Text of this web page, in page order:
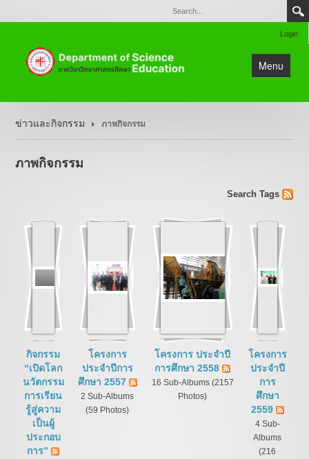
Login
Menu
หน้าแรก
ข่าวและกิจกรรม
ติดต่อ
แผนผังเว็บไซต์
ข่าวและกิจกรรม ภาพกิจกรรม
ภาพกิจกรรม
Search Tags
กิจกรรม
“เปิดโลก
นวัตกรรม
การเรียน
รู้สู่ความ
เป็นผู้
ประกอบ
การ”
โครงการ
ประจำปีการ
ศึกษา 2557
2 Sub-Albums
(59 Photos)
โครงการ ประจำปี
การศึกษา 2558
16 Sub-Albums (2157
Photos)
โครงการ
ประจำปี
การ
ศึกษา
2559
4 Sub-
Albums
(216